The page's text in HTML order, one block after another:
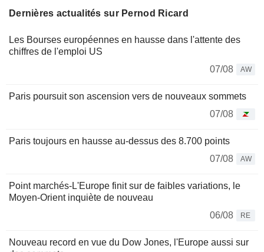
Dernières actualités sur Pernod Ricard
Les Bourses européennes en hausse dans l'attente des
chiffres de l'emploi US
07/08
AW
Paris poursuit son ascension vers de nouveaux sommets
07/08
Paris toujours en hausse au-dessus des 8.700 points
07/08
AW
Point marchés-L'Europe finit sur de faibles variations, le
Moyen-Orient inquiète de nouveau
06/08
RE
Nouveau record en vue du Dow Jones, l'Europe aussi sur